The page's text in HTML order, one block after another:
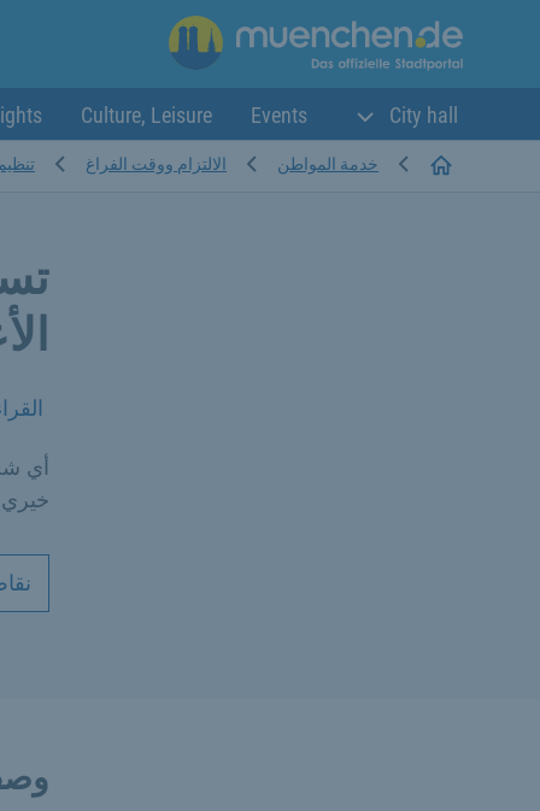
City hall
Events
Culture, Leisure
Startseiteخدمة المواطن الالتزام ووقت الفراغ
أي